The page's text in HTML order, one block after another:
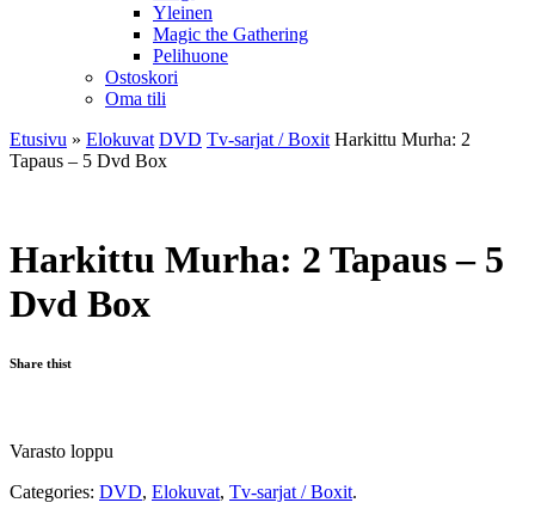
Yleinen
Magic the Gathering
Pelihuone
Ostoskori
Oma tili
Etusivu » Elokuvat DVD Tv-sarjat / Boxit Harkittu Murha: 2
Tapaus – 5 Dvd Box
Harkittu Murha: 2 Tapaus – 5
Dvd Box
Share thist
Varasto loppu
Categories: DVD, Elokuvat, Tv-sarjat / Boxit.